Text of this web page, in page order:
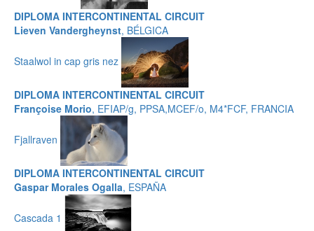
DIPLOMA INTERCONTINENTAL CIRCUIT
Lieven Vandergheynst, BÉLGICA
Staalwol in cap gris nez
DIPLOMA INTERCONTINENTAL CIRCUIT
Françoise Morio, EFIAP/g, PPSA,MCEF/o, M4*FCF, FRANCIA
Fjallraven
DIPLOMA INTERCONTINENTAL CIRCUIT
Gaspar Morales Ogalla, ESPAÑA
Cascada 1